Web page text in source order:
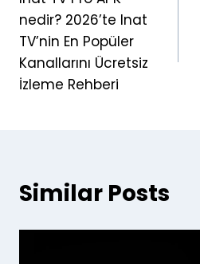
gezinmesi
nedir? 2026’te Inat
TV’nin En Popüler
Kanallarını Ücretsiz
İzleme Rehberi
Similar Posts